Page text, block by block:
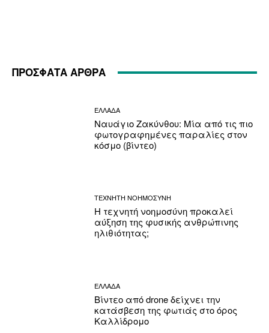
ΠΡΟΣΦΑΤΑ ΑΡΘΡΑ
ΕΛΛΑΔΑ
Ναυάγιο Ζακύνθου: Μία από τις πιο
φωτογραφημένες παραλίες στον
κόσμο (βίντεο)
ΤΕΧΝΗΤΗ ΝΟΗΜΟΣΥΝΗ
Η τεχνητή νοημοσύνη προκαλεί
αύξηση της φυσικής ανθρώπινης
ηλιθιότητας;
ΕΛΛΑΔΑ
Βίντεο από drone δείχνει την
κατάσβεση της φωτιάς στο όρος
Καλλίδρομο